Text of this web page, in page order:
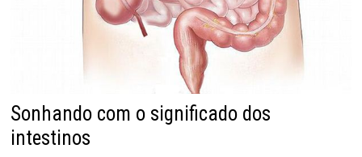
Sonhando com o significado dos
intestinos